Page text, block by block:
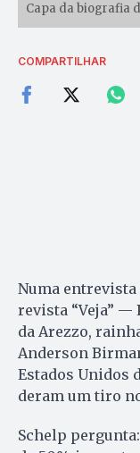
Capa da biografia
COMPARTILHAR
Numa
revista “Veja” —
da Arezzo,
Anderson
Estados Unidos
deram um tiro
Schelp